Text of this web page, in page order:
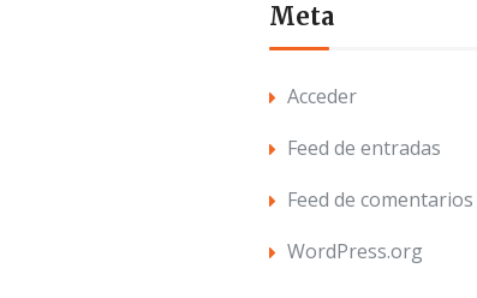
Meta
Acceder
Feed de entradas
Feed de comentarios
WordPress.org